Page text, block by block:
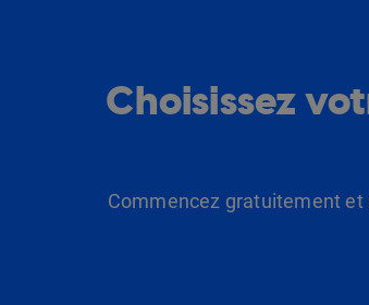
Choisissez
Commencez gratuitement